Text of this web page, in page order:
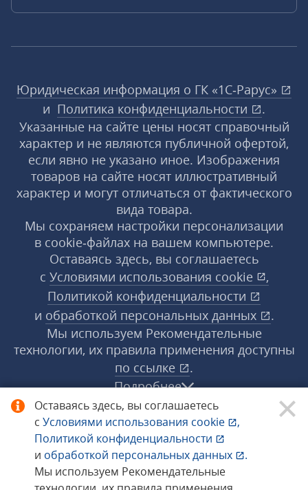
Оставаясь здесь, вы соглашаетесь
с Условиями использования cookie
,
Политикой конфиденциальности
и обработкой персональных данных
.
Мы используем Рекомендательные
Юридическая информация о ГК «1С‑Рарус»
и Политика конфиденциальности
.
Указанные на сайте цены носят справочный
характер и не являются публичной офертой,
если явно не указано иное. Изображения
товаров на сайте носят иллюстративный
характер и могут отличаться от фактического
вида товара.
Мы сохраняем настройки персонализации
в cookie‑файлах на вашем компьютере.
Оставаясь здесь, вы соглашаетесь
с Условиями использования cookie
,
Политикой конфиденциальности
и обработкой персональных данных
.
Мы используем Рекомендательные
технологии, их правила применения доступны
по ссылке
.
Подробнее
© 1998−2026 «1С‑Рарус» ®. Все права
защищены.